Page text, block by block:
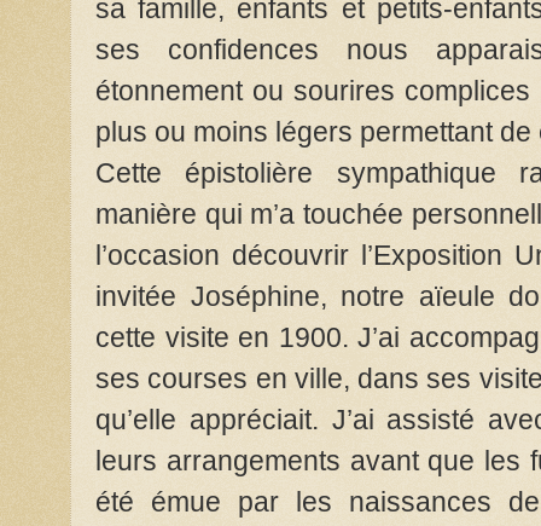
sa famille, enfants et petits-
ses confidences nous
étonnement ou sourires
plus ou moins légers permettant
Cette épistolière sympathique
manière qui m’a touchée
l’occasion découvrir l’Exposition
invitée Joséphine, notre aïeule
cette visite en 1900. J’ai
ses courses en ville, dans ses
qu’elle appréciait. J’ai assisté
leurs arrangements avant que les
été émue par les naissances